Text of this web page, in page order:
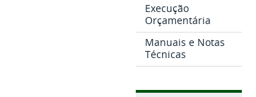
Execução
Orçamentária
Manuais e Notas
Técnicas